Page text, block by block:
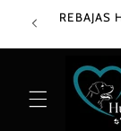
directamente
REBAJAS